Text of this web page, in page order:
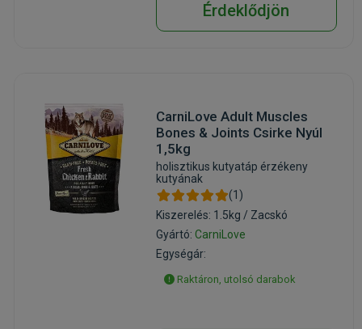
Érdeklődjön
CarniLove Adult Muscles
Bones & Joints Csirke Nyúl
1,5kg
holisztikus kutyatáp érzékeny
kutyának
(1)
Kiszerelés: 1.5kg / Zacskó
Gyártó: CarniLove
Egységár:
Raktáron, utolsó darabok